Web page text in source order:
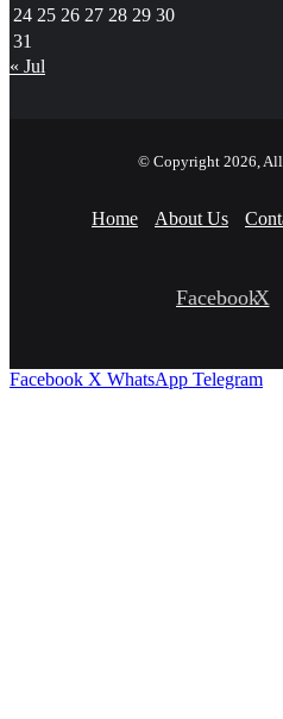
24 25 26 27 28 29 30
31
« Jul
© Copyright 2026, All
Home About Us
FacebookX
Facebook X WhatsApp Telegram